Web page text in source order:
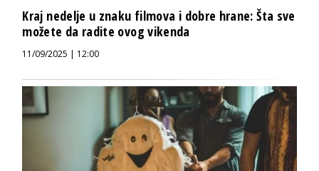
Kraj nedelje u znaku filmova i dobre hrane: Šta sve
možete da radite ovog vikenda
11/09/2025 | 12:00